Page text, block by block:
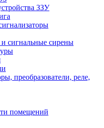
ЗЗУ
сигнальные сирены
преобразователи, реле,
помещений